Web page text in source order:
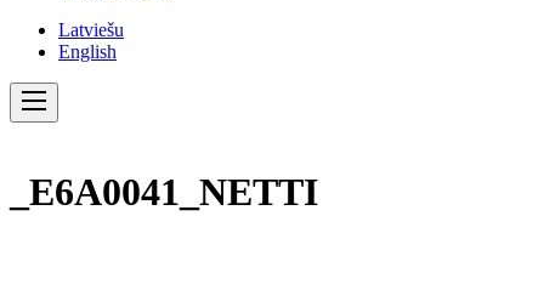
Latviešu
English
_E6A0041_NETTI